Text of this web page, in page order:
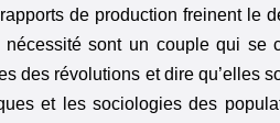
de production freinent le
sont un couple qui se
des révolutions et dire qu’elles
et les sociologies des